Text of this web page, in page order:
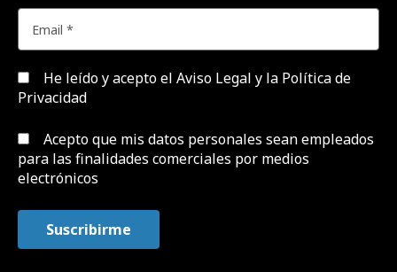
He leído y acepto el Aviso Legal y la Política de
Privacidad
Acepto que mis datos personales sean empleados
para las finalidades comerciales por medios
electrónicos